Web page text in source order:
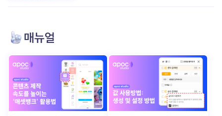
비서 덕분에 브랜드보다 ‘업무 효율’ 과 ‘고객 응대’
에서 한 단계 업그레이드되는 경험을 했습니다. AI
비서는 단순한 도구를 넘어, ‘나만의 비서’로서
친근하게 소통하며 팬(고객)과 연결고리를 만듭니다.
업무의 무게를 덜고, 브랜드가 아닌 ‘나’에게 집중할
수 있게 하는 거죠. 이제 AI 비서는 1인 기업가의
성공을 견인하는 핵심 파트너 입니다. AI는 도구가
눈길을 사로잡는 데는 탁월한 수단이에요. 감각적인
편집, 유행하는 음악, 짧고 강렬한 장면 전환. ‘발견의
순간’ 을 만들어내는 데 이만한 도구가 없죠. 그런데
문제는 그 이후입니다. 너무 많은 콘텐츠가 지나가는
만큼, 대부분은 금방 잊히고 맙니다. 기억되지 않는
브랜드는 결국 ‘한 번 스친 이름’ 그 이상이 되기
어렵죠. 지금 우리는 ‘조회수’는 넘치지만, ‘브랜드
애착’은 부족한 콘텐츠 시대 를 살고 있어요. 숏폼으로
빠른 실행력 이 성공을 결정짓습니다. 영상 제작의
진입장벽이 무너진 지금, AI 영상 기술 을 통해
콘텐츠 경쟁에서 어떻게 앞서갈 수 있을까요? 그
구체적인 전략을 함께 알아보겠습니다. 더 이상
기술이 콘텐츠를 주도하지 않는다 (▲ 이미지 출처:
틱톡 @ai_mong) 과거에는 영상 한 편을
제작하려면 촬영 장비부터 스튜디오 대여, 전문 편집
매뉴얼